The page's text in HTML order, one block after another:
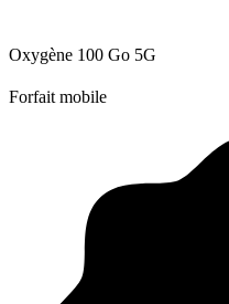
Oxygène 100 Go 5G
Forfait mobile